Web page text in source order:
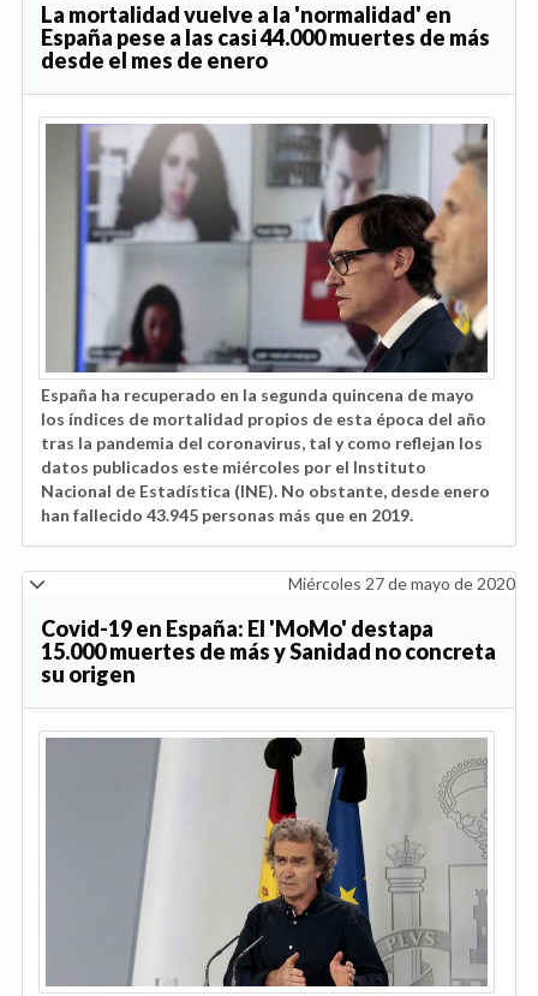
La mortalidad vuelve a la 'normalidad' en
España pese a las casi 44.000 muertes de más
desde el mes de enero
España ha recuperado en la segunda quincena de mayo
los índices de mortalidad propios de esta época del año
tras la pandemia del coronavirus, tal y como reflejan los
datos publicados este miércoles por el Instituto
Nacional de Estadística (INE). No obstante, desde enero
han fallecido 43.945 personas más que en 2019.
Miércoles 27 de mayo de 2020
Covid-19 en España: El 'MoMo' destapa
15.000 muertes de más y Sanidad no concreta
su origen